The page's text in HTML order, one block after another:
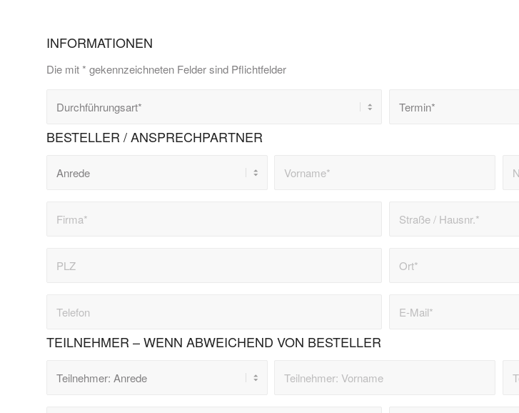
INFORMATIONEN
Die mit * gekennzeichneten Felder sind Pflichtfelder
BESTELLER / ANSPRECHPARTNER
TEILNEHMER – WENN ABWEICHEND VON BESTELLER